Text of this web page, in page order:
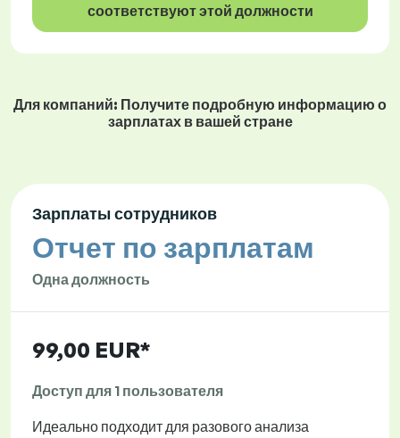
соответствуют этой должности
Для компаний: Получите подробную информацию о
зарплатах в вашей стране
Зарплаты сотрудников
Отчет по зарплатам
Одна должность
99,00 EUR*
Доступ для 1 пользователя
Идеально подходит для разового анализа